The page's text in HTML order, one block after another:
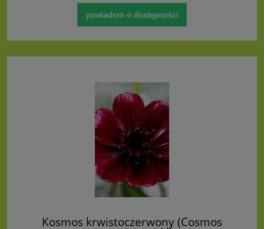
powiadom o dostępności
Kosmos krwistoczerwony (Cosmos